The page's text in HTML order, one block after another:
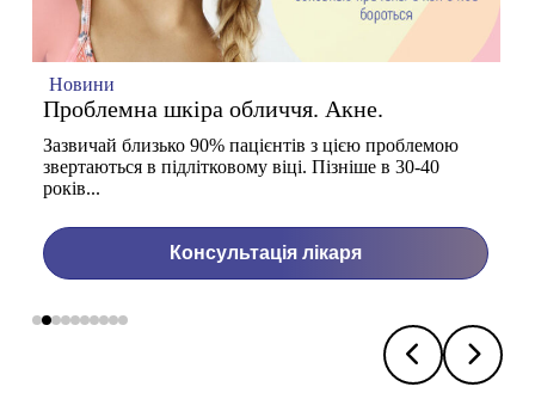
Новини
Проблемна шкіра обличчя. Акне.
Зазвичай близько 90% пацієнтів з цією проблемою
звертаються в підлітковому віці. Пізніше в 30-40
років...
Консультація лікаря